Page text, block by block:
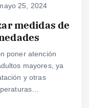
25, 2024
medidas de
poner atención
mayores, ya
y otras